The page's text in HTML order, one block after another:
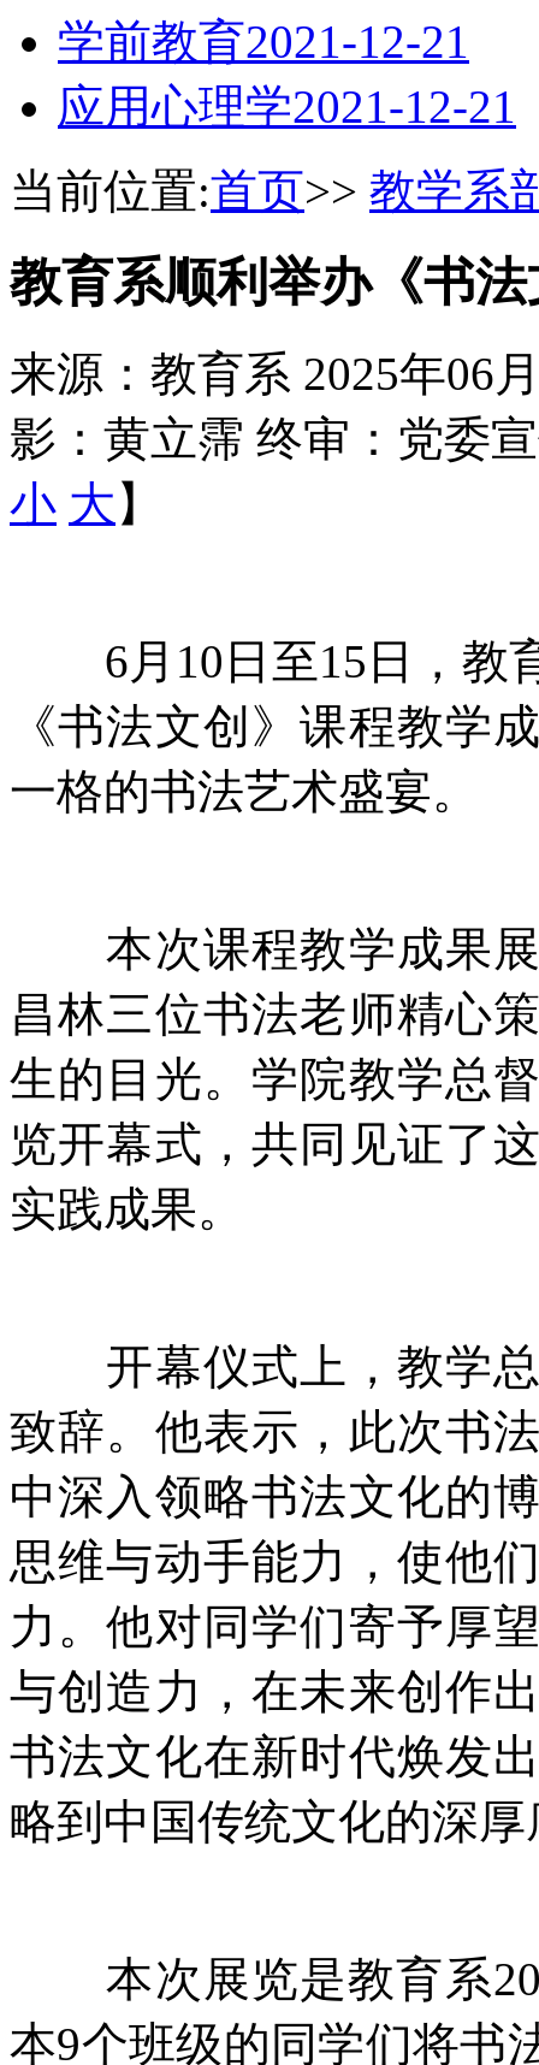
学前教育2021-12-21
应用心理学2021-12-21
当前位置:首页>> 教学系
教育系顺利举办《书
来源：教育系 2025年06
影：黄立霈 终审：党委
小 大 】
6月10日至15日，教
《书法文创》课程教学
一格的书法艺术盛宴。
本次课程教学成果展
昌林三位书法老师精心
生的目光。学院教学总
览开幕式，共同见证了
实践成果。
开幕仪式上，教学总
致辞。他表示，此次书
中深入领略书法文化的
思维与动手能力，使他
力。他对同学们寄予厚
与创造力，在未来创作
书法文化在新时代焕发
略到中国传统文化的深厚
本次展览是教育系
本9个班级的同学们将书